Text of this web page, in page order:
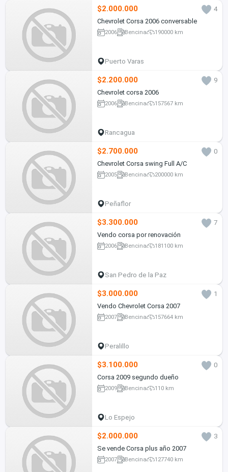
$2.000.000
4
Chevrolet Corsa 2006 conversable
2006 Bencina 190000 km
Puerto Varas
$2.200.000
9
Chevrolet corsa 2006
2006 Bencina 157567 km
Rancagua
$2.700.000
0
Chevrolet Corsa swing Full A/C
2005 Bencina 200000 km
Peñaflor
$3.300.000
7
Vendo corsa por renovación
2006 Bencina 181100 km
San Pedro de la Paz
$3.000.000
1
Vendo Chevrolet Corsa 2007
2007 Bencina 157664 km
Peralillo
$3.100.000
0
Corsa 2009 segundo dueño
2009 Bencina 110 km
Lo Espejo
$2.000.000
3
Se vende Corsa plus año 2007
2007 Bencina 127740 km